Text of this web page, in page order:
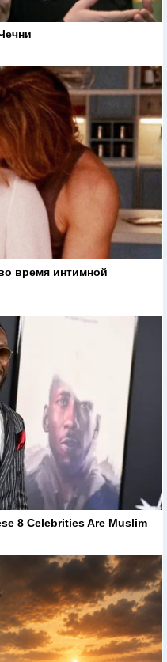
время интимной
8 Celebrities Are Muslim